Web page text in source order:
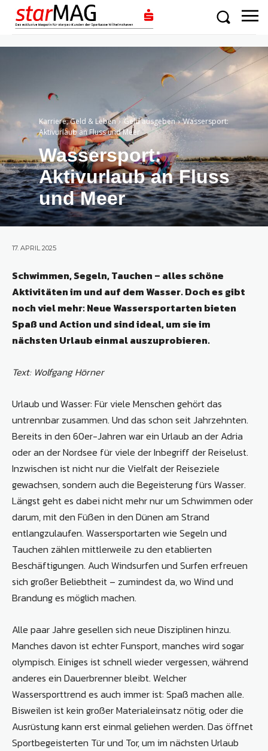
Karriere, Geld & Leben Geld ausgeben
Wassersport:
Aktivurlaub an Fluss und Meer
Wassersport:
Aktivurlaub an Fluss
und Meer
17. APRIL 2025
Schwimmen, Segeln, Tauchen – alles schöne
Aktivitäten im und auf dem Wasser. Doch es gibt
noch viel mehr: Neue Wassersportarten bieten
Spaß und Action und sind ideal, um sie im
nächsten Urlaub einmal auszuprobieren.
Text: Wolfgang Hörner
Urlaub und Wasser: Für viele Menschen gehört das
untrennbar zusammen. Und das schon seit Jahrzehnten.
Bereits in den 60er-Jahren war ein Urlaub an der Adria
oder an der Nordsee für viele der Inbegriff der Reiselust.
Inzwischen ist nicht nur die Vielfalt der Reiseziele
gewachsen, sondern auch die Begeisterung fürs Wasser.
Längst geht es dabei nicht mehr nur um Schwimmen oder
darum, mit den Füßen in den Dünen am Strand
entlangzulaufen. Wassersportarten wie Segeln und
Tauchen zählen mittlerweile zu den etablierten
Beschäftigungen. Auch Windsurfen und Surfen erfreuen
sich großer Beliebtheit – zumindest da, wo Wind und
Brandung es möglich machen.
Alle paar Jahre gesellen sich neue ­Disziplinen hinzu.
Manches davon ist echter Funsport, manches wird sogar
olympisch. Einiges ist schnell wieder vergessen, während
anderes ein Dauerbrenner bleibt. Welcher
Wassersporttrend es auch immer ist: Spaß ­machen alle.
Bisweilen ist kein großer ­Materialeinsatz nötig, oder die
Ausrüstung kann erst einmal geliehen werden. Das öffnet
Sportbegeisterten Tür und Tor, um im nächsten Urlaub